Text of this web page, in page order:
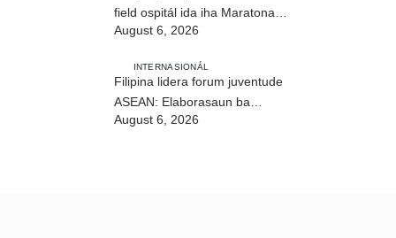
field ospitál ida iha Maratona
Internasionál Dili
August 6, 2026
INTERNASIONÁL
Filipina lidera forum juventude
ASEAN: Elaborasaun ba
deklarasaun reziliénsia dijitál
August 6, 2026